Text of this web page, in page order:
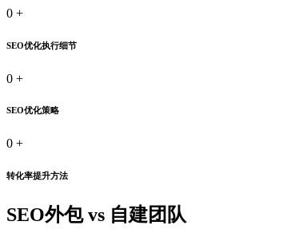
0 +
SEO优化执行细节
0 +
SEO优化策略
0 +
转化率提升方法
SEO外包 vs 自建团队